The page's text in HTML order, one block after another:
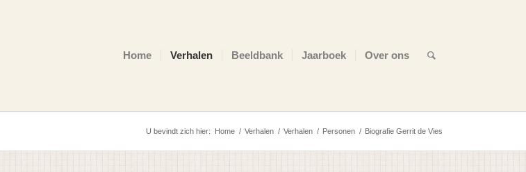
Home Verhalen Beeldbank Jaarboek Over ons
U bevindt zich hier: Home / Verhalen / Verhalen / Personen / Biografie Gerrit de Vies